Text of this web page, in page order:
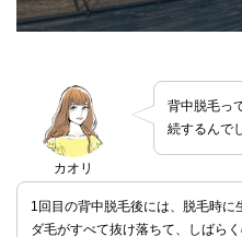
カオリ
背中脱毛っ
続するんで
1回目の背中脱毛後には、脱毛時に
ダ毛がすべて抜け落ちて、しばら